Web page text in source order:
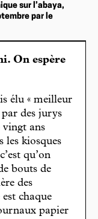
sur l’abaya,
par le
On espère
élu « meilleur
des jurys
ans
les kiosques
qu’on
bouts de
des
chaque
papier